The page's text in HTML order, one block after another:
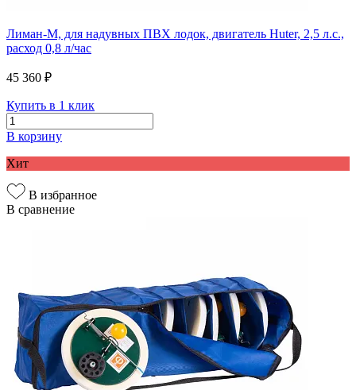
Лиман-М, для надувных ПВХ лодок, двигатель Huter, 2,5 л.с.,
расход 0,8 л/час
45 360 ₽
Купить в 1 клик
В корзину
Хит
В избранное
В сравнение